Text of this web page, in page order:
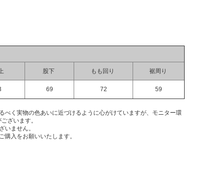
股下 もも回り 裾周り
69 72 59
べく実物の色あいに近づけるように心がけていますが、モニター環
ざいます。
いません。
購入をお願いいたします。